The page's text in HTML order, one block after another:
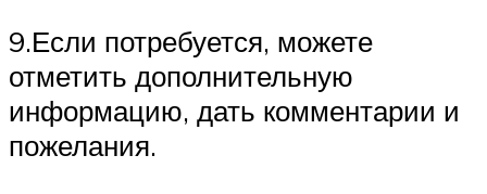
9.Если потребуется, можете
отметить дополнительную
информацию, дать комментарии и
пожелания.